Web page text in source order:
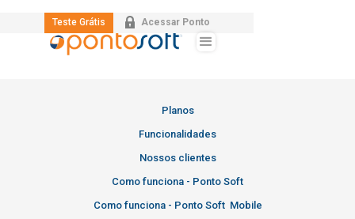
Teste Grátis Acessar Ponto
Planos
Funcionalidades
Nossos clientes
Como funciona - Ponto Soft
Como funciona - Ponto Soft Mobile